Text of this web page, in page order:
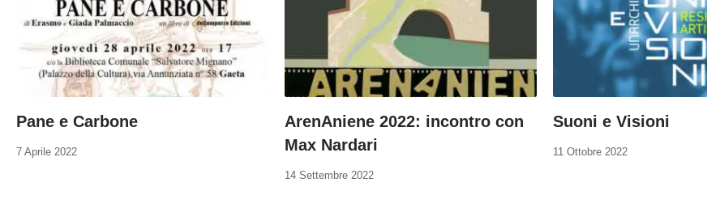
Pane e Carbone
7 Aprile 2022
ArenAniene 2022: incontro con
Max Nardari
14 Settembre 2022
Suoni e Visioni
11 Ottobre 2022